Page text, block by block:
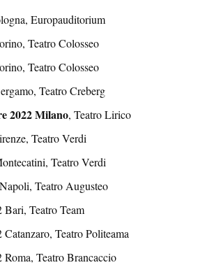
Europauditorium
Teatro Colosseo
Teatro Colosseo
Teatro Creberg
2022 Milano, Teatro Lirico
Teatro Verdi
Teatro Verdi
Teatro Augusteo
Bari, Teatro Team
Catanzaro, Teatro Politeama
Roma, Teatro Brancaccio